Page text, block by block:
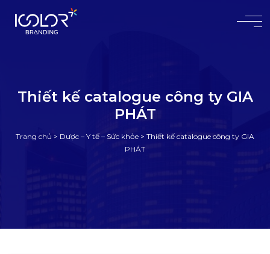
#
Thiết kế catalogue công ty GIA
PHÁT
Trang chủ > Dược – Y tế – Sức khỏe > Thiết kế catalogue công ty GIA
PHÁT